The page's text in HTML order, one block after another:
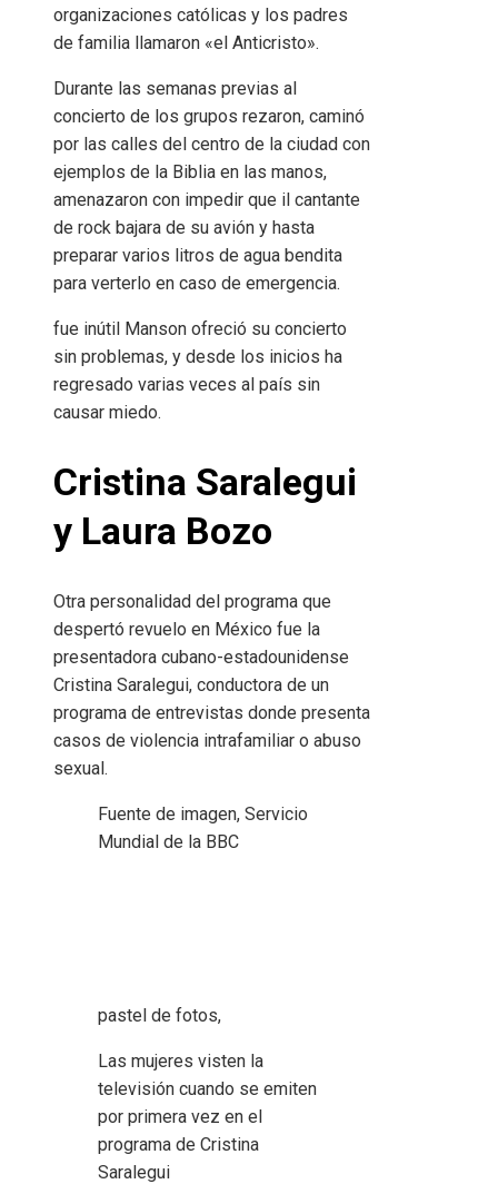
organizaciones católicas y los padres
de familia llamaron «el Anticristo».
Durante las semanas previas al
concierto de los grupos rezaron, caminó
por las calles del centro de la ciudad con
ejemplos de la Biblia en las manos,
amenazaron con impedir que il cantante
de rock bajara de su avión y hasta
preparar varios litros de agua bendita
para verterlo en caso de emergencia.
fue inútil Manson ofreció su concierto
sin problemas, y desde los inicios ha
regresado varias veces al país sin
causar miedo.
Cristina Saralegui
y Laura Bozo
Otra personalidad del programa que
despertó revuelo en México fue la
presentadora cubano-estadounidense
Cristina Saralegui, conductora de un
programa de entrevistas donde presenta
casos de violencia intrafamiliar o abuso
sexual.
Fuente de imagen, Servicio
Mundial de la BBC
pastel de fotos,
Las mujeres visten la
televisión cuando se emiten
por primera vez en el
programa de Cristina
Saralegui